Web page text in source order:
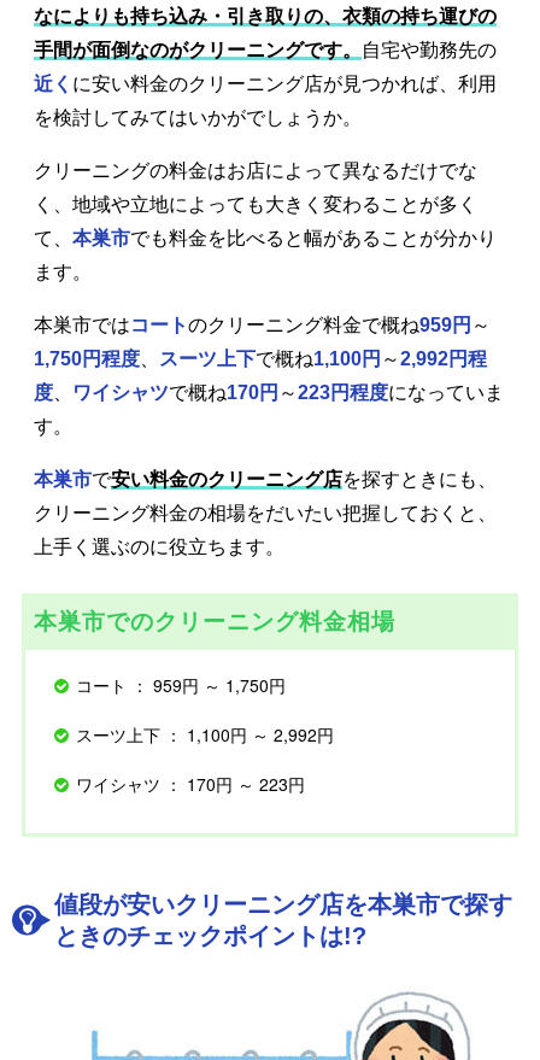
なによりも持ち込み・引き取りの、衣類の持ち運びの
手間が面倒なのがクリーニングです。
自宅や勤務先の
近く に安い料金のクリーニング店が見つかれば、利用
を検討してみてはいかがでしょうか。
クリーニングの料金はお店によって異なるだけでな
く、地域や立地によっても大きく変わることが多く
て、 本巣市でも料金を比べると幅があることが分かり
ます。
本巣市ではコートのクリーニング料金で概ね959円 ～
1,750円程度
スーツ上下で概ね1,100円 ～2,992円程
度
ワイシャツで概ね170円 ～223円程度になっていま
す。
本巣市で安い料金のクリーニング店を探すときにも、
クリーニング料金の相場をだいたい把握しておくと、
上手く選ぶのに役立ちます。
本巣市でのクリーニング料金相場
コート ： 959円 ～ 1,750円
スーツ上下 ： 1,100円 ～ 2,992円
ワイシャツ ： 170円 ～ 223円
値段が安いクリーニング店を本巣市で探す
ときのチェックポイントは!?